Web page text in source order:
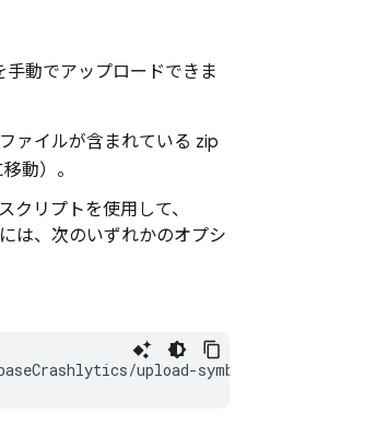
手動でアップロードできま
ァイルが含まれている zip
動）。
スクリプトを使用して、
は、次のいずれかのオプシ
/upload-symbols